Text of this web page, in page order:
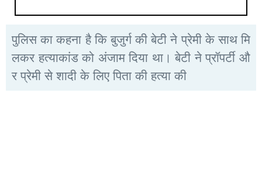
पुलिस का कहना है कि बुजुर्ग की बेटी ने प्रेमी के साथ मि
लकर हत्याकांड को अंजाम दिया था। बेटी ने प्रॉपर्टी औ
र प्रेमी से शादी के लिए पिता की हत्या की